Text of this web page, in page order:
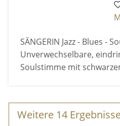
SÄNGERIN Jazz - Blues -
Unverwechselbare,
Soulstimme mit
Weitere 14